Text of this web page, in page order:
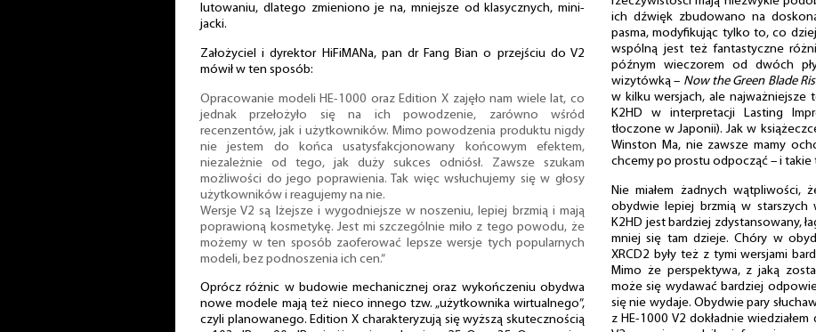
lutowaniu, dlatego zmieniono je na, mniejsze od klasycznych, mini-
jacki.
Założyciel i dyrektor HiFiMANa, pan dr Fang Bian o przejściu do V2
mówił w ten sposób:
Opracowanie modeli HE-1000 oraz Edition X zajęło nam wiele lat, co
jednak przełożyło się na ich powodzenie, zarówno wśród
recenzentów, jak i użytkowników. Mimo powodzenia produktu nigdy
nie jestem do końca usatysfakcjonowany końcowym efektem,
niezależnie od tego, jak duży sukces odniósł. Zawsze szukam
możliwości do jego poprawienia. Tak więc wsłuchujemy się w głosy
użytkowników i reagujemy na nie.
Wersje V2 są lżejsze i wygodniejsze w noszeniu, lepiej brzmią i mają
poprawioną kosmetykę. Jest mi szczególnie miło z tego powodu, że
możemy w ten sposób zaoferować lepsze wersje tych popularnych
modeli, bez podnoszenia ich cen.”
Oprócz różnic w budowie mechanicznej oraz wykończeniu obydwa
nowe modele mają też nieco innego tzw. „użytkownika wirtualnego”,
czyli planowanego. Edition X charakteryzują się wyższą skutecznością
ich dźwięk zbudowano na
pasma, modyfikując tylko to, co
wspólną jest też fantastyczne
późnym wieczorem od dwóch
wizytówką – Now the Green Blade
w kilku wersjach, ale najważniejsze
K2HD w interpretacji Lasting
tłoczone w Japonii). Jak w
Winston Ma, nie zawsze mamy
chcemy po prostu odpocząć – i takie
Nie miałem żadnych
obydwie lepiej brzmią w starszych
K2HD jest bardziej zdystansowany,
mniej się tam dzieje. Chóry w
XRCD2 były też z tymi wersjami
Mimo że perspektywa, z jaką
może się wydawać bardziej
się nie wydaje. Obydwie pary
z HE-1000 V2 dokładnie